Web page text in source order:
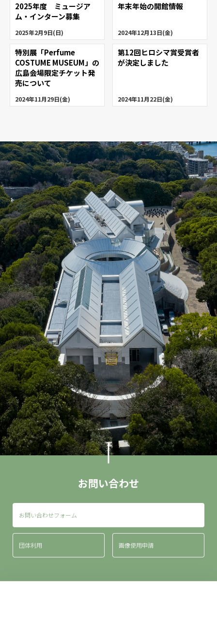
2025年度 ミュージア
ム・インターン募集
2025年2月9日(日)
年末年始の開館情報
2024年12月13日(金)
特別展「Perfume
COSTUME MUSEUM」の
広島会場限定チケット発
売について
2024年11月29日(金)
第12回ヒロシマ賞受賞者
が決定しました
2024年11月22日(金)
お問い合わせ
お問い合わせフォーム
団体利用 画像使用申請